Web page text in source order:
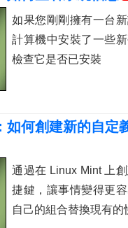
如果您剛剛擁有一台
計算機中安裝了一些
檢查它是否已安裝
何創建新的自定
通過在 Linux Mint 上
捷鍵，讓事情變得更
自己的組合替換現有的